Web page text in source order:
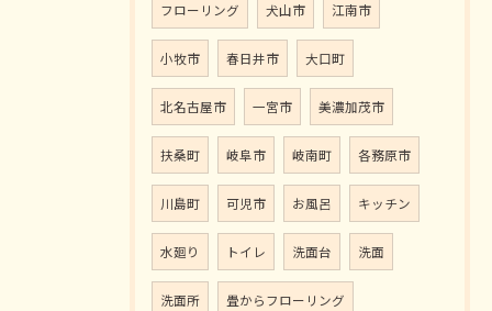
フローリング 犬山市 江南市
小牧市 春日井市 大口町
北名古屋市 一宮市 美濃加茂市
扶桑町 岐阜市 岐南町 各務原市
川島町 可児市 お風呂 キッチン
水廻り トイレ 洗面台 洗面
洗面所 畳からフローリング